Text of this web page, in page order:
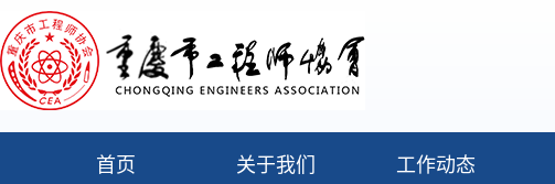
首页 关于我们 工作动态